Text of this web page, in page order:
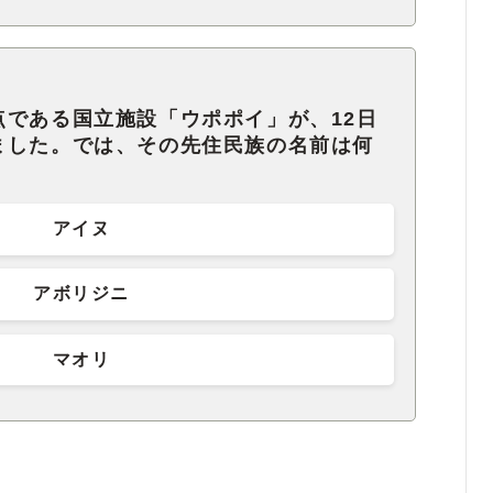
ある国立施設「ウポポイ」が、12日
た。では、その先住民族の名前は何
アイヌ
アボリジニ
マオリ